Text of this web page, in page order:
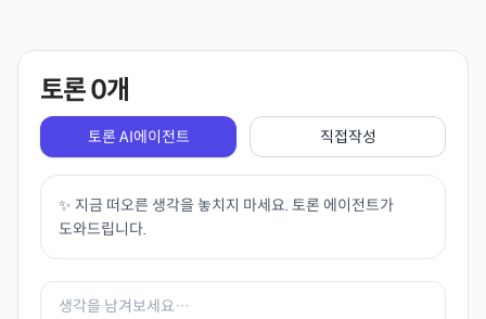
토론0개
토론 AI에이전트 직접작성
✨ 지금 떠오른 생각을 놓치지 마세요. 토론 에이전트가
도와드립니다.